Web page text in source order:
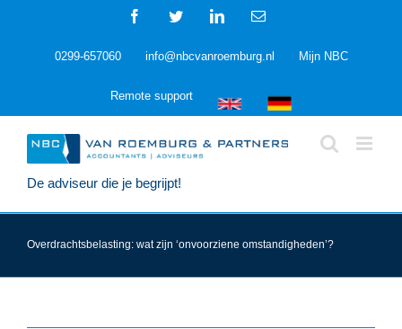
FacebookTwitterLinkedInE-
0299-657060 info@nbcvanroemburg.nl Mijn NBC
Remote support
De adviseur die je begrijpt!
Overdrachtsbelasting: wat zijn ‘onvoorziene omstandigheden’?